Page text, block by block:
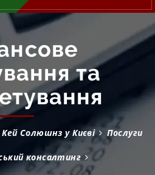
та
Солюшнз у Києві Послуги
консалтинг